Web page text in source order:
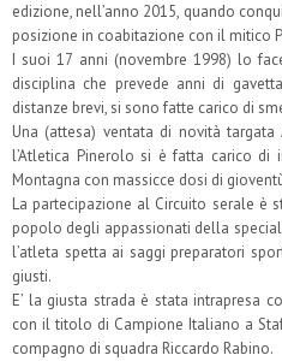
edizione, nell’anno 2015, quando
posizione in coabitazione con il mitico
I suoi 17 anni (novembre 1998) lo
disciplina che prevede anni di
distanze brevi, si sono fatte carico di
Una (attesa) ventata di novità
l’Atletica Pinerolo si è fatta carico
Montagna con massicce dosi di
La partecipazione al Circuito serale
popolo degli appassionati della
l’atleta spetta ai saggi preparatori
giusti.
E’ la giusta strada è stata intrapresa
con il titolo di Campione Italiano a
compagno di squadra Riccardo Rabino.